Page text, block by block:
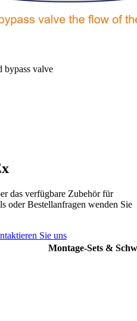
bypass valve
das verfügbare Zubehör für
oder Bestellanfragen wenden Sie
Sie uns
Montage-Sets &